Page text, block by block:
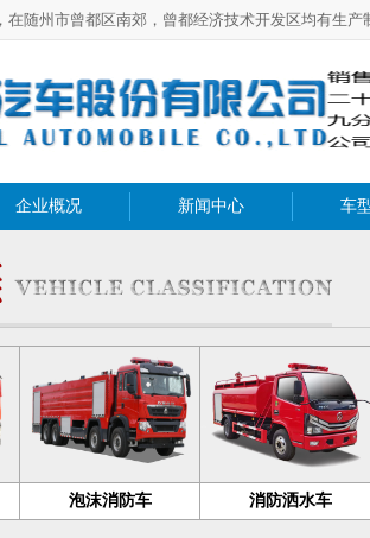
在随州市曾都区南郊，曾都经济技术开发区均有生产
企业概况 新闻中心 车
泡沫消防车 消防洒水车